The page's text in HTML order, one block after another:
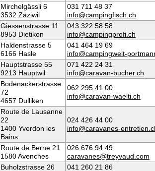
Mirchelgässli 6
3532 Zäziwil
031 711 48 37
info@campingfisch.ch
Giessenstrasse 11
8953 Dietikon
043 322 58 58
info@campingprofi.ch
Haldenstrasse 5
6166 Hasle
041 464 19 69
info@campingwelt-
Hauptstrasse 55
9213 Hauptwil
071 422 24 31
info@caravan-bucher.ch
Bodenackerstrasse
72
4657 Dulliken
062 295 41 00
info@caravan-waelti.ch
Route de Lausanne
22
1400 Yverdon les
Bains
024 426 44 00
info@caravanes-
Route de Berne 21
1580 Avenches
026 676 94 49
caravanes@treyvaud.com
Buholzstrasse 26 041 260 21 86